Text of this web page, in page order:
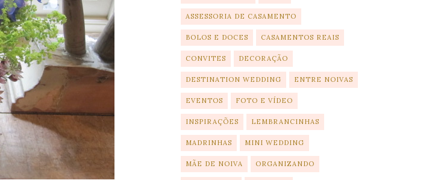
ASSESSORIA DE CASAMENTO
BOLOS E DOCES CASAMENTOS REAIS
CONVITES DECORAÇÃO
DESTINATION WEDDING ENTRE NOIVAS
EVENTOS FOTO E VÍDEO
INSPIRAÇÕES LEMBRANCINHAS
MADRINHAS MINI WEDDING
MÃE DE NOIVA ORGANIZANDO